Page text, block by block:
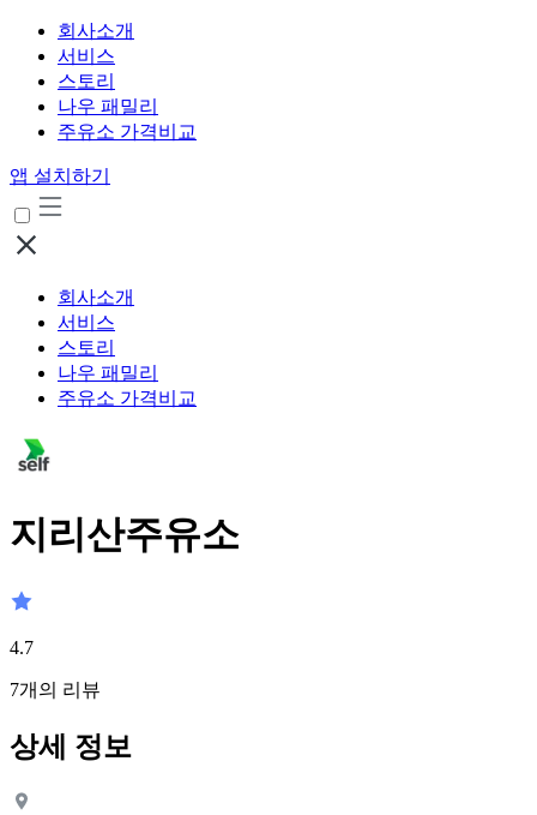
회사소개
서비스
스토리
나우 패밀리
주유소 가격비교
앱 설치하기
회사소개
서비스
스토리
나우 패밀리
주유소 가격비교
지리산주유소
4.7
7개의 리뷰
상세 정보